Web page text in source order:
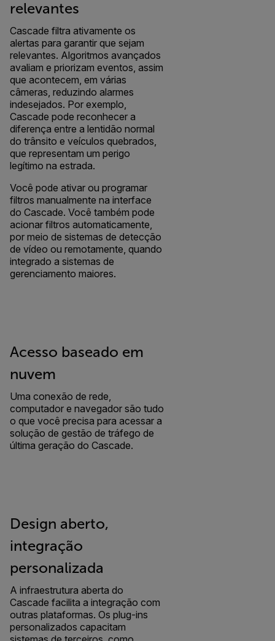
relevantes
Cascade filtra ativamente os
alertas para garantir que sejam
relevantes. Algoritmos avançados
avaliam e priorizam eventos, assim
que acontecem, em várias
câmeras, reduzindo alarmes
indesejados. Por exemplo,
Cascade pode reconhecer a
diferença entre a lentidão normal
do trânsito e veículos quebrados,
que representam um perigo
legítimo na estrada.
Você pode ativar ou programar
filtros manualmente na interface
do Cascade. Você também pode
acionar filtros automaticamente,
por meio de sistemas de detecção
de vídeo ou remotamente, quando
integrado a sistemas de
gerenciamento maiores.
Acesso baseado em
nuvem
Uma conexão de rede,
computador e navegador são tudo
o que você precisa para acessar a
solução de gestão de tráfego de
última geração do Cascade.
Design aberto,
integração
personalizada
A infraestrutura aberta do
Cascade facilita a integração com
outras plataformas. Os plug-ins
personalizados capacitam